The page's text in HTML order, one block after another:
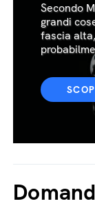
Secondo
grandi
fascia